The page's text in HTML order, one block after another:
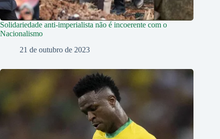
Solidariedade anti-imperialista não é incoerente com o
Nacionalismo
21 de outubro de 2023